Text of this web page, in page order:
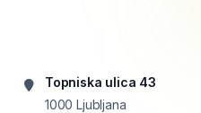
Topniska ulica 43
1000 Ljubljana